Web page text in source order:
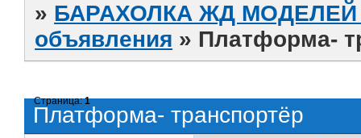
» БАРАХОЛКА ЖД МОДЕЛЕЙ
объявления » Платформа-
Платформа- транспортёр
Страница:1